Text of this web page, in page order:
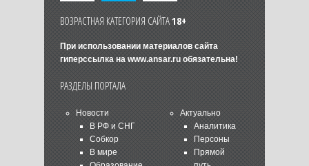
ВОЗРАСТНАЯ КАТЕГОРИЯ САЙТА18+
При использовании материалов сайта
гиперссылка на www.ansar.ruобязательна!
РАЗДЕЛЫ ПОРТАЛА
Новости
В РФ и СНГ
Собкор
В мире
Актуально
Аналитика
Персоны
Прямой